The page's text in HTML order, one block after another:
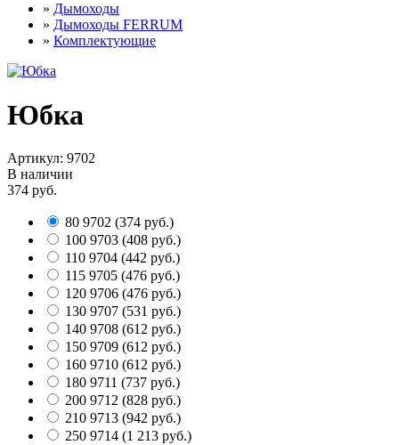
» Дымоходы
» Дымоходы FERRUM
» Комплектующие
Юбка
Артикул: 9702
В наличии
374 руб.
80 9702 (374 руб.)
100 9703 (408 руб.)
110 9704 (442 руб.)
115 9705 (476 руб.)
120 9706 (476 руб.)
130 9707 (531 руб.)
140 9708 (612 руб.)
150 9709 (612 руб.)
160 9710 (612 руб.)
180 9711 (737 руб.)
200 9712 (828 руб.)
210 9713 (942 руб.)
250 9714 (1 213 руб.)